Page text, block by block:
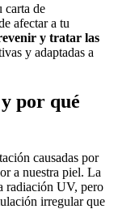
carta de
afectar a tu
y tratar las
y adaptadas a
por qué
causadas por
a nuestra piel. La
radiación UV, pero
irregular que